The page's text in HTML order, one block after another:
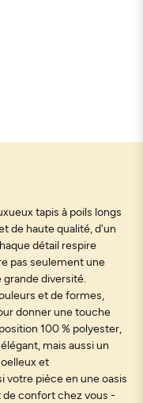
tapis à poils longs
de haute qualité, d'un
détail respire
pas seulement une
diversité.
et de formes,
donner une touche
100 % polyester,
mais aussi un
et
votre pièce en une oasis
de confort chez vous -